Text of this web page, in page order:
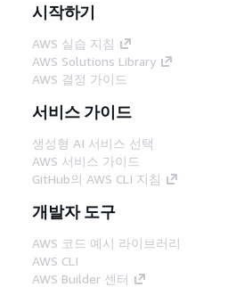
시작하기
AWS 실습 지침
AWS Solutions Library
AWS 결정 가이드
서비스 가이드
생성형 AI 서비스 선택
AWS 서비스 가이드
GitHub의 AWS CLI 지침
개발자 도구
AWS 코드 예시 라이브러리
AWS CLI
AWS Builder 센터